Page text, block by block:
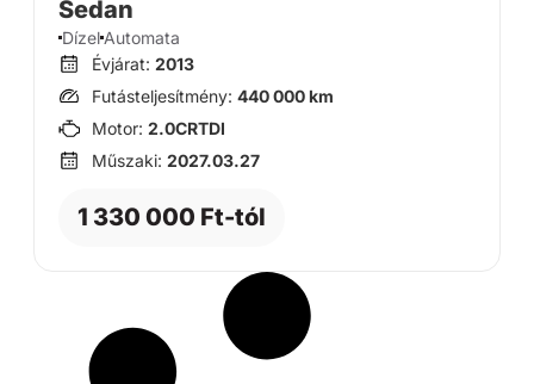
Sedan
Dízel Automata
Évjárat: 2013
Futásteljesítmény: 440 000 km
Motor: 2.0CRTDI
Műszaki: 2027.03.27
1 330 000 Ft-tól